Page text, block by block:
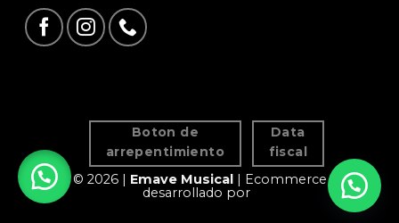
Boton de
arrepentimiento
Data
fiscal
© 2026 | Emave Musical| Ecommerce
desarrollado por